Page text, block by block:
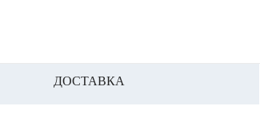
ДОСТАВКА